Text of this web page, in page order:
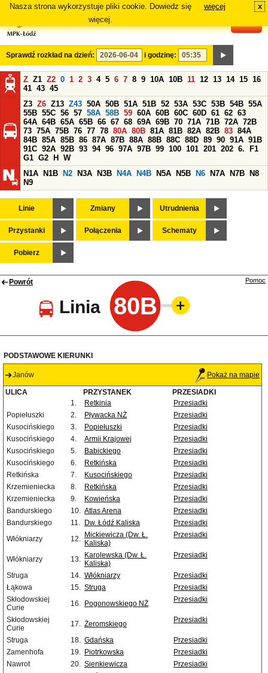
Nasza strona wykorzystuje pliki cookie. Dowiedz się
więcej.
więcej x
Sprawdź rozkład na dzień: i godzinę:
Z Z1 Z2 0 1 2 3 4 5 6 7 8 9 10A 10B 11 12 13 14 15 16
41 43 45
Z3 Z6 Z13 Z43 50A 50B 51A 51B 52 53A 53C 53B 54B 55A
55B 55C 56 57 58A 58B 59 60A 60B 60C 60D 61 62 63
64A 64B 65A 65B 66 67 68 69A 69B 70 71A 71B 72A 72B
73 75A 75B 76 77 78 80A 80B 81A 81B 82A 82B 83 84A
84B 85A 85B 86 87A 87B 88A 88B 88C 88D 89 90 91A 91B
91C 92A 92B 93 94 96 97A 97B 99 100 101 201 202 6.
F1
G1 G2 H
W
N1A
N1B N2 N3A N3B N4A N4B N5A N5B N6 N7A N7B
N8
N9
Linie Zmiany Utrudnienia
Przystanki Połączenia Schematy
Pobierz
Powrót
Linia 80B
Pomoc
PODSTAWOWE KIERUNKI
Janów Pokaż na mapie
ULICA PRZYSTANEK
PRZESIADKI
1.
Retkinia
Przesiadki
Popiełuszki
2. Pływacka NŻ
Przesiadki
Kusocińskiego
3. Popiełuszki
Przesiadki
Kusocińskiego
4. Armii Krajowej
Przesiadki
Kusocińskiego
5. Babickiego
Przesiadki
Kusocińskiego
6. Retkińska
Przesiadki
Retkińska
7. Kusocińskiego
Przesiadki
Krzemieniecka
8. Retkińska
Przesiadki
Krzemieniecka
9. Kowieńska
Przesiadki
Bandurskiego
10. Atlas Arena
Przesiadki
Bandurskiego
11. Dw. Łódź Kaliska
Przesiadki
Włókniarzy
12. Mickiewicza (Dw. Ł.
Kaliska)
Przesiadki
Włókniarzy 13. Karolewska (Dw. Ł.
Kaliska)
Przesiadki
Struga 14. Włókniarzy
Przesiadki
Łąkowa
15. Struga
Przesiadki
Skłodowskiej
Curie
16. Pogonowskiego NŻ Przesiadki
Skłodowskiej
Curie
17. Żeromskiego Przesiadki
Struga 18. Gdańska
Przesiadki
Zamenhofa
19. Piotrkowska
Przesiadki
Nawrot
20. Sienkiewicza
Przesiadki